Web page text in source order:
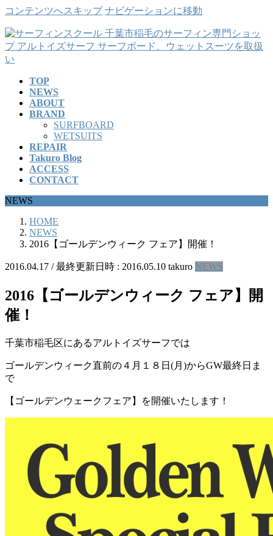
コンテンツへスキップ ナビゲーションに移動
TOP
NEWS
ABOUT
BRAND
SURFBOARD
WETSUITS
REPAIR
Takuro Blog
ACCESS
CONTACT
NEWS
HOME
NEWS
2016【ゴールデンウィーク フェア】開催！
2016.04.17 / 最終更新日時 : 2016.05.10 takuro NEWS
2016【ゴールデンウィーク フェア】開
催！
千葉市稲毛区にあるアルトイズサーフでは
ゴールデンウィーク直前の４月１８日(月)からGW最終日ま
で
【ゴールデンウェークフェア】を開催いたします！